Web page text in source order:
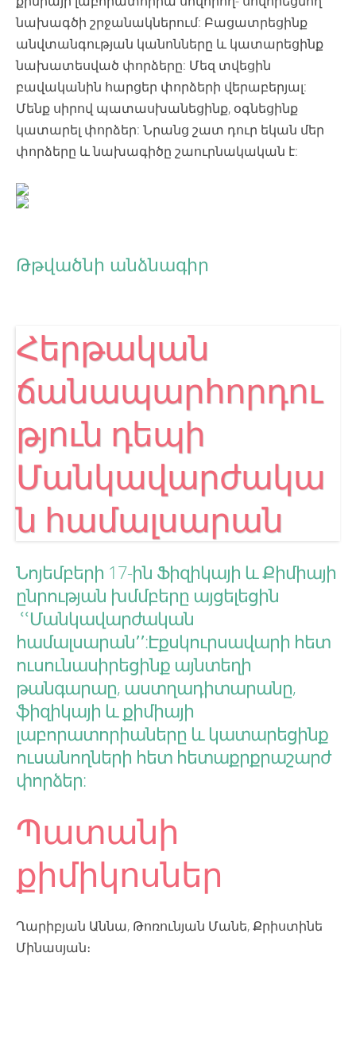
նախագծի շրջանակներում: Բացատրեցինք
անվտանգության կանոնները և կատարեցինք
նախատեսված փորձերը: Մեզ տվեցին
բավականին հարցեր փորձերի վերաբերյալ:
Մենք սիրով պատասխանեցինք, օգնեցինք
կատարել փորձեր: Նրանց շատ դուր եկան մեր
փորձերը և նախագիծը շաուրնակական է:
Թթվածնի անձնագիր
Հերթական
ճանապարհորդու
թյուն դեպի
Մանկավարժակա
ն համալսարան
Նոյեմբերի 17-ին Ֆիզիկայի և Քիմիայի
ընրության խմմբերը այցելեցին
ՙՙՄանկավարժական
համալսարան՚՚:Էքսկուրսավարի հետ
ուսունասիրեցինք այնտեղի
թանգարաը, աստղադիտարանը,
ֆիզիկայի և քիմիայի
լաբորատորիաները և կատարեցինք
ուսանողների հետ հետաքրքրաշարժ
փորձեր:
Պատանի
քիմիկոսներ
Ղարիբյան Աննա, Թոռունյան Մանե, Քրիստինե
Մինասյան։